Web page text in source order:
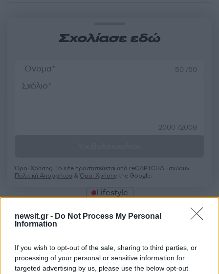
newsit.gr - Do Not Process My Personal
Information
If you wish to opt-out of the sale, sharing to third parties, or
processing of your personal or sensitive information for
targeted advertising by us, please use the below opt-out
Σχολίασε εδώ
50 /50
2000 /2000
Όροι Χρήσης. Το site προστατεύεται από reCAPTCHA, ισχύουν
Πολιτική Απορρήτου &Όροι Χρήσης της Google.
Lifestyle
Share:
Ακολουθήστε το Νewsit.gr στο Google Newsκαι
ενημερωθείτε πρώτοι για όλη την ειδησεογραφία και τα
τελευταία νέατης ημέρας